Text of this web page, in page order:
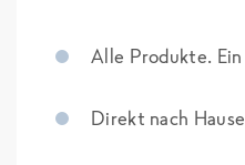
Alle Produkte.
Direkt nach